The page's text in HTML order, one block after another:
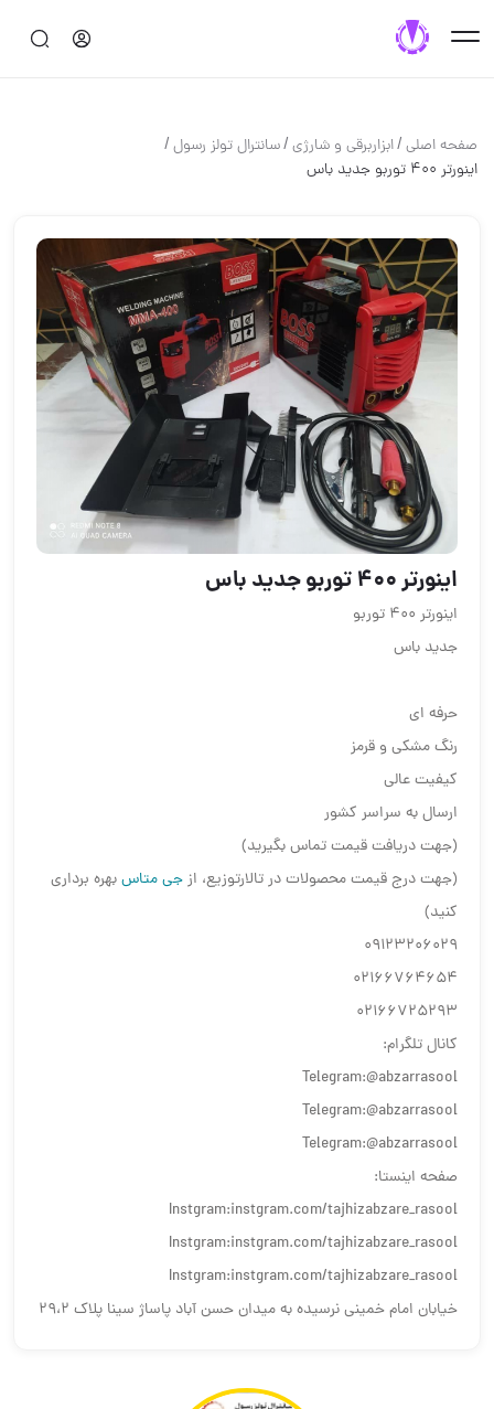
صفحه اصلی/ابزاربرقی و شارژی/سانترال تولز رسول/
اینورتر ۴۰۰ توربو جدید باس
اینورتر ۴۰۰ توربو جدید باس
اینورتر ۴۰۰ توربو
جدید باس
حرفه ای
رنگ مشکی و قرمز
کیفیت عالی
ارسال به سراسر کشور
(جهت دریافت قیمت تماس بگیرید)
(جهت درج قیمت محصولات در تالارتوزیع، ازجی متاسبهره برداری
کنید)
09123206029
02166764654
02166725293
کانال تلگرام:
Telegram:@abzarrasool
Telegram:@abzarrasool
Telegram:@abzarrasool
صفحه اینستا:
Instgram:instgram.com/tajhizabzare_rasool
Instgram:instgram.com/tajhizabzare_rasool
Instgram:instgram.com/tajhizabzare_rasool
خیابان امام خمینی نرسیده به میدان حسن آباد پاساژ سینا پلاک ۲۹،۲